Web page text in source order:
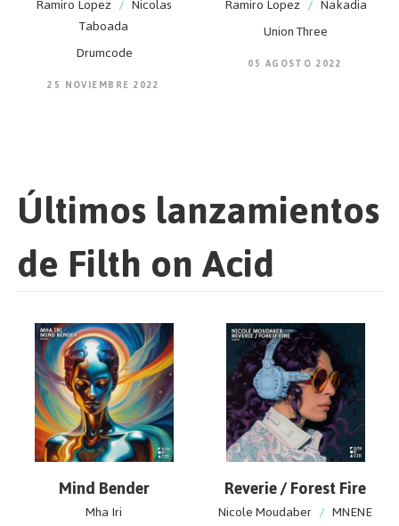
Ramiro Lopez / Nicolas
Taboada
Drumcode
25 NOVIEMBRE 2022
Ramiro Lopez / Nakadia
Union Three
05 AGOSTO 2022
Últimos lanzamientos
de Filth on Acid
Mind Bender
Mha Iri
Reverie / Forest Fire
Nicole Moudaber / MNENE